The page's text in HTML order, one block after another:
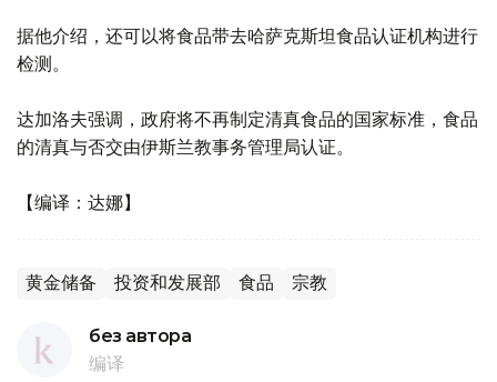
据他介绍，还可以将食品带去哈萨克斯坦食品认证机构进行
检测。
达加洛夫强调，政府将不再制定清真食品的国家标准，食品
的清真与否交由伊斯兰教事务管理局认证。
【编译：达娜】
黄金储备 投资和发展部 食品 宗教
без автора
编译